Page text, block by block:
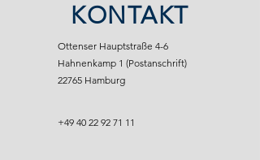
KONTAKT
Ottenser Hauptstraße 4-6
Hahnenkamp 1 (Postanschrift)
22765 Hamburg
+49 40 22 92 71 11